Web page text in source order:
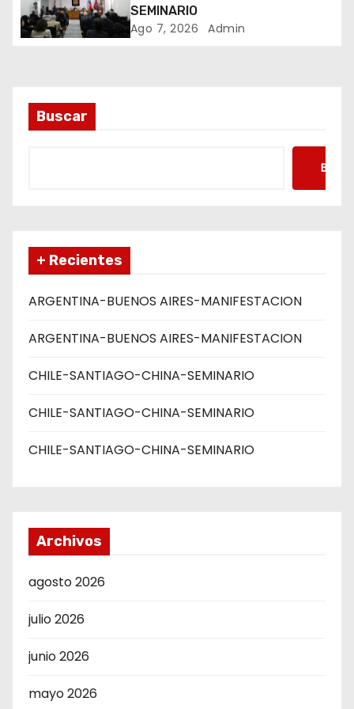
r
SEMINARIO
Ago 7, 2026 Admin
Buscar
+ Recientes
ARGENTINA-BUENOS AIRES-MANIFESTACION
ARGENTINA-BUENOS AIRES-MANIFESTACION
CHILE-SANTIAGO-CHINA-SEMINARIO
CHILE-SANTIAGO-CHINA-SEMINARIO
CHILE-SANTIAGO-CHINA-SEMINARIO
Archivos
agosto 2026
julio 2026
junio 2026
mayo 2026